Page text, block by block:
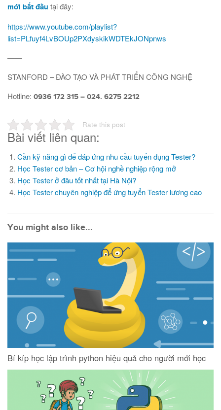
mới bắt đầu tại đây:
https://www.youtube.com/playlist?
list=PLfuyf4LvBOUp2PXdyskikWDTEkJONpnws
——
STANFORD – ĐÀO TẠO VÀ PHÁT TRIỂN CÔNG NGHỆ
Hotline: 0936 172 315 – 024. 6275 2212
Rate this post
Bài viết liên quan:
Cần kỹ năng gì để đáp ứng nhu cầu tuyển dụng Tester?
Học Tester cơ bản – Cơ hội nghề nghiệp rộng mở
Học Tester ở đâu tốt nhất tại Hà Nội?
Học Tester chuyên nghiệp để ứng tuyển Tester lương cao
You might also like...
Bí kíp học lập trình python hiệu quả cho người mới học